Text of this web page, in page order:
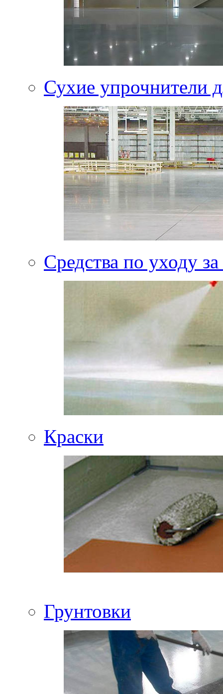
Сухие упрочнители
Средства по уходу
Краски
Грунтовки